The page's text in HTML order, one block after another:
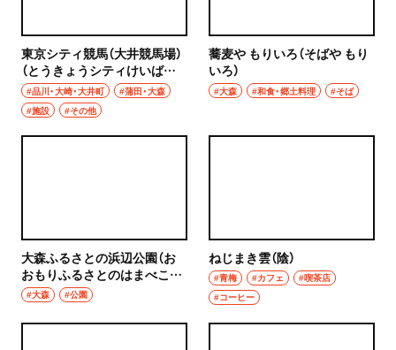
狭山
川越・朝霞・ふじみ野・志木
川越
上尾・久喜・熊谷
千葉県
野田
せんべろ
ビール
ワイン
ホッピー
サワー
東京シティ競馬（大井競馬場）
（とうきょうシティけいば／
おおいけいばじょう）
#品川・大崎・大井町
#蒲田・大森
#施設
#その他
蕎麦や もりいろ（そばや もり
いろ）
#大森 #和食・郷土料理 #そば
大森ふるさとの浜辺公園（お
おもりふるさとのはまべこう
えん）
#大森 #公園
ねじまき雲（陰）
#青梅 #カフェ
#喫茶店
#コーヒー